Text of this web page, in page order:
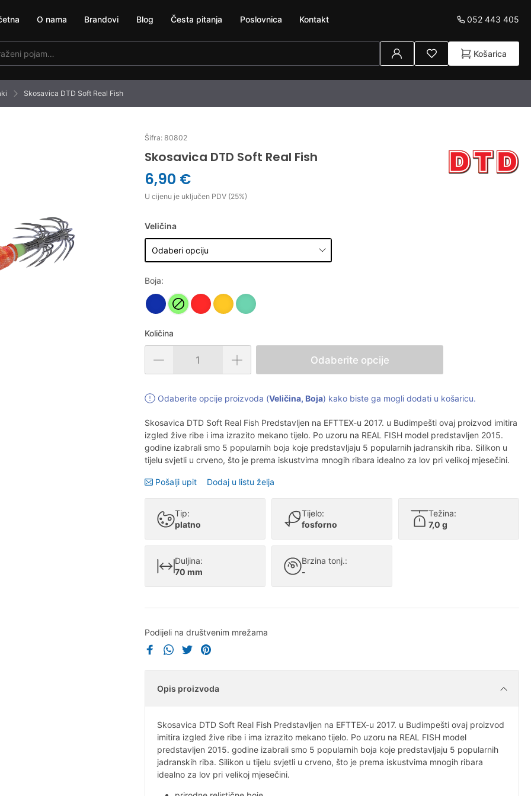
O nama Brandovi Blog Česta pitanja Poslovnica Kontakt 052 443 405
Košarica
Skosavica DTD Soft Real Fish
Šifra: 80802
Skosavica DTD Soft Real Fish
6,90 €
U cijenu je uključen PDV (25%)
Veličina
Boja:
Količina
Odaberite opcije
Odaberite opcije proizvoda (Veličina, Boja) kako biste ga mogli dodati u košaricu.
Skosavica DTD Soft Real Fish Predstavljen na EFTTEX-u 2017. u Budimpešti ovaj proizvod imitira
izgled žive ribe i ima izrazito mekano tijelo. Po uzoru na REAL FISH model predstavljen 2015.
godine izabrali smo 5 popularnih boja koje predstavljaju 5 popularnih jadranskih riba. Silikon u
tijelu svjetli u crveno, što je prema iskustvima mnogih ribara idealno za lov pri velikoj mjesečini.
Pošalji upit Dodaj u listu želja
Tip:
platno
Tijelo:
fosforno
Težina:
7,0 g
Duljina:
70 mm
Brzina tonj.:
-
Podijeli na društvenim mrežama
Opis proizvoda
Skosavica DTD Soft Real Fish Predstavljen na EFTTEX-u 2017. u Budimpešti ovaj proizvod
imitira izgled žive ribe i ima izrazito mekano tijelo. Po uzoru na REAL FISH model
predstavljen 2015. godine izabrali smo 5 popularnih boja koje predstavljaju 5 popularnih
jadranskih riba. Silikon u tijelu svjetli u crveno, što je prema iskustvima mnogih ribara
idealno za lov pri velikoj mjesečini.